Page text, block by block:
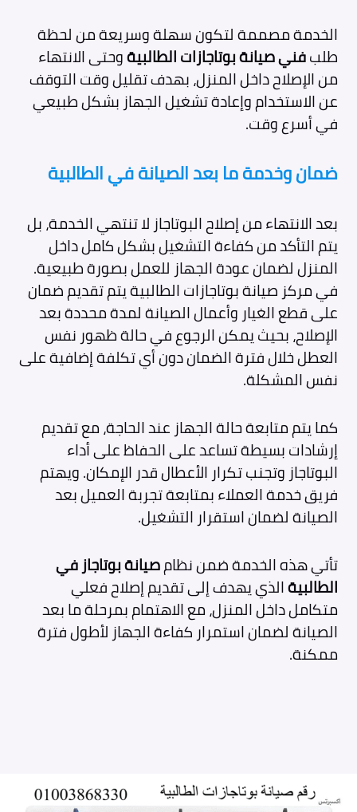
الخدمة مصممة لتكون سهلة وسريعة من لحظة
طلبفني صيانة بوتاجازات الطالبيةوحتى الانتهاء
من الإصلاح داخل المنزل، بهدف تقليل وقت التوقف
عن الاستخدام وإعادة تشغيل الجهاز بشكل طبيعي
في أسرع وقت.
ضمان وخدمة ما بعد الصيانة في الطالبية
بعد الانتهاء من إصلاح البوتاجاز لا تنتهي الخدمة، بل
يتم التأكد من كفاءة التشغيل بشكل كامل داخل
المنزل لضمان عودة الجهاز للعمل بصورة طبيعية.
في مركز صيانة بوتاجازات الطالبية يتم تقديم ضمان
على قطع الغيار وأعمال الصيانة لمدة محددة بعد
الإصلاح، بحيث يمكن الرجوع في حالة ظهور نفس
العطل خلال فترة الضمان دون أي تكلفة إضافية على
نفس المشكلة.
كما يتم متابعة حالة الجهاز عند الحاجة، مع تقديم
إرشادات بسيطة تساعد على الحفاظ على أداء
البوتاجاز وتجنب تكرار الأعطال قدر الإمكان. ويهتم
فريق خدمة العملاء بمتابعة تجربة العميل بعد
الصيانة لضمان استقرار التشغيل.
تأتي هذه الخدمة ضمن نظامصيانة بوتاجاز في
الطالبيةالذي يهدف إلى تقديم إصلاح فعلي
متكامل داخل المنزل، مع الاهتمام بمرحلة ما بعد
الصيانة لضمان استمرار كفاءة الجهاز لأطول فترة
ممكنة.